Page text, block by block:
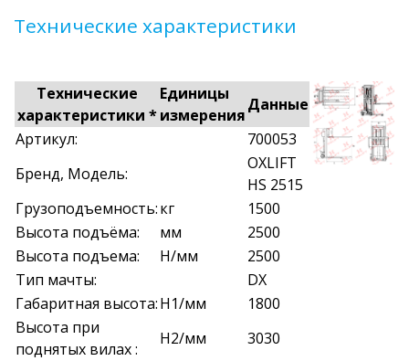
Технические характеристики
Технические
характеристики *
Единицы
измерения
Данные
Артикул:
700053
Бренд, Модель:
OXLIFT
HS 2515
Грузоподъемность:кг
1500
Высота подъёма:
мм
2500
Высота подъема:
H/мм
2500
Тип мачты:
DX
Габаритная высота:H1/мм
1800
Высота при
поднятых вилах :
H2/мм
3030